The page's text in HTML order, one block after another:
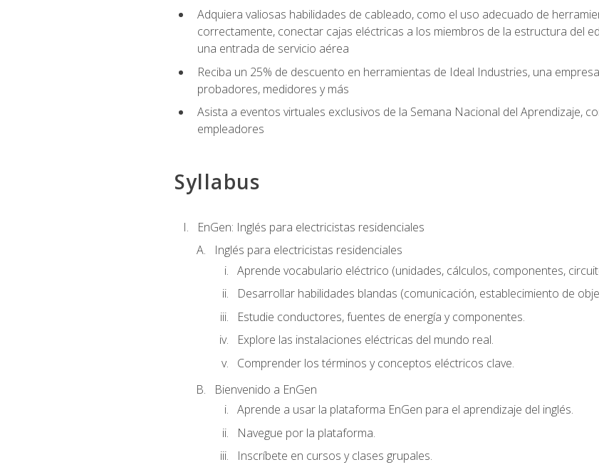
Adquiera valiosas habilidades de cableado, como el uso adecuado de
correctamente, conectar cajas eléctricas a los miembros de la estructura del
una entrada de servicio aérea
Reciba un 25% de descuento en herramientas de Ideal Industries, una
probadores, medidores y más
Asista a eventos virtuales exclusivos de la Semana Nacional del Aprendizaje,
empleadores
Syllabus
EnGen: Inglés para electricistas residenciales
Inglés para electricistas residenciales
Aprende vocabulario eléctrico (unidades, cálculos, componentes,
Desarrollar habilidades blandas (comunicación, establecimiento de
Estudie conductores, fuentes de energía y componentes.
Explore las instalaciones eléctricas del mundo real.
Comprender los términos y conceptos eléctricos clave.
Bienvenido a EnGen
Aprende a usar la plataforma EnGen para el aprendizaje del inglés.
Navegue por la plataforma.
Inscríbete en cursos y clases grupales.